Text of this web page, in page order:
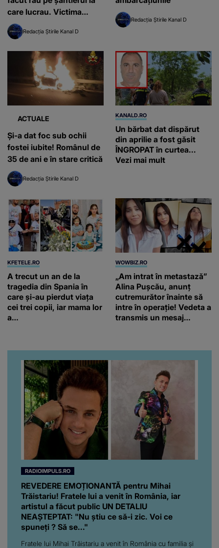
care lucrau. Victima
muncea de doar o zi în
ItaliaRedacția Știrile Kanal D
Redacția Știrile Kanal D
ACTUALE
Și-a dat foc sub ochii
fostei iubite! Românul de
35 de ani e în stare critică
Redacția Știrile Kanal D
KANALD.RO
Un bărbat dat dispărut
din aprilie a fost găsit
ÎNGROPAT în curtea...
Vezi mai mult
KFETELE.RO
A trecut un an de la
tragedia din Spania în
care și-au pierdut viața
cei trei copii, iar mama lor
a…
WOWBIZ.RO
„Am intrat în metastază”
Alina Pușcău, anunț
cutremurător înainte să
intre în operație! Vedeta a
transmis un mesaj
RADIOIMPULS.RO
REVEDERE EMOȚIONANTĂ pentru Mihai
Trăistariu! Fratele lui a venit în România, iar
artistul a făcut public UN DETALIU
NEAȘTEPTAT: "Nu știu ce să-i zic. Voi ce
spuneți ? Să se..."
Fratele lui Mihai Trăistariu a venit în România cu familia și